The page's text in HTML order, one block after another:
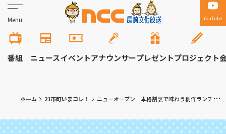
Menu YouTube
番組 ニュースイベントアナウンサープレゼントプロジェクト
ホーム 21市町いまコレ！ ニューオープン 本格割烹で味わう創作ランチ 長崎市「割烹 舞ぅ（ぶぅ）」